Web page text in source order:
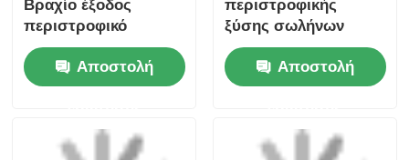
Εργαλεία
mm - 63 mm
Uniprep 1 Εργαλεία
από ανοξείδωτο
χάλυβα